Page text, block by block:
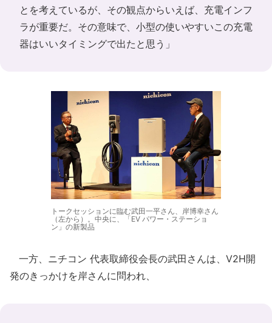
とを考えているが、その観点からいえば、充電インフ
ラが重要だ。その意味で、小型の使いやすいこの充電
器はいいタイミングで出たと思う」
トークセッションに臨む武田一平さん、岸博幸さん
（左から）。中央に、「EV パワー・ステーショ
ン」の新製品
一方、ニチコン 代表取締役会長の武田さんは、V2H開
発のきっかけを岸さんに問われ、